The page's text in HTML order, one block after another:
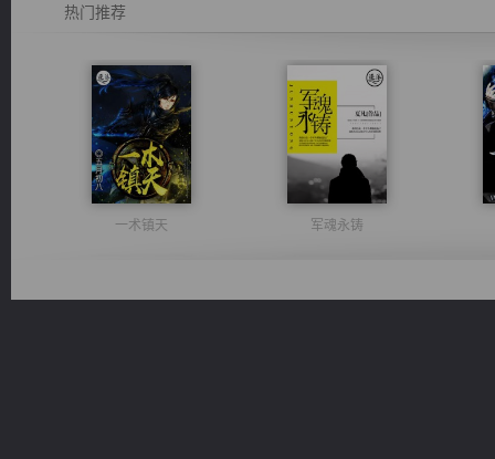
热门推荐
一术镇天 军魂永铸